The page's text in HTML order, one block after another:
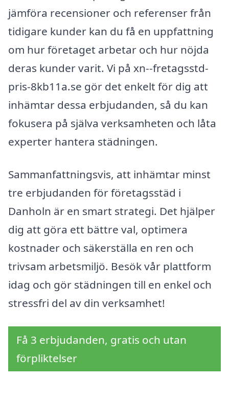
jämföra recensioner och referenser från
tidigare kunder kan du få en uppfattning
om hur företaget arbetar och hur nöjda
deras kunder varit. Vi på xn--fretagsstd-
pris-8kb11a.se gör det enkelt för dig att
inhämtar dessa erbjudanden, så du kan
fokusera på själva verksamheten och låta
experter hantera städningen.
Sammanfattningsvis, att inhämtar minst
tre erbjudanden för företagsstäd i
Danholn är en smart strategi. Det hjälper
dig att göra ett bättre val, optimera
kostnader och säkerställa en ren och
trivsam arbetsmiljö. Besök vår plattform
idag och gör städningen till en enkel och
stressfri del av din verksamhet!
Få 3 erbjudanden, gratis och utan
förpliktelser